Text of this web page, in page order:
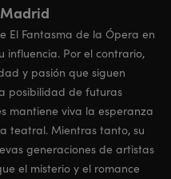
El Fantasma de la Ópera en
influencia. Por el contrario,
y pasión que siguen
posibilidad de futuras
mantiene viva la esperanza
teatral. Mientras tanto, su
generaciones de artistas
el misterio y el romance